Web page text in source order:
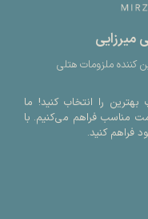
میرزایی
ملزومات هتلی
را انتخاب کنید! ما
مناسب فراهم می‌کنیم. با
فراهم کنید.